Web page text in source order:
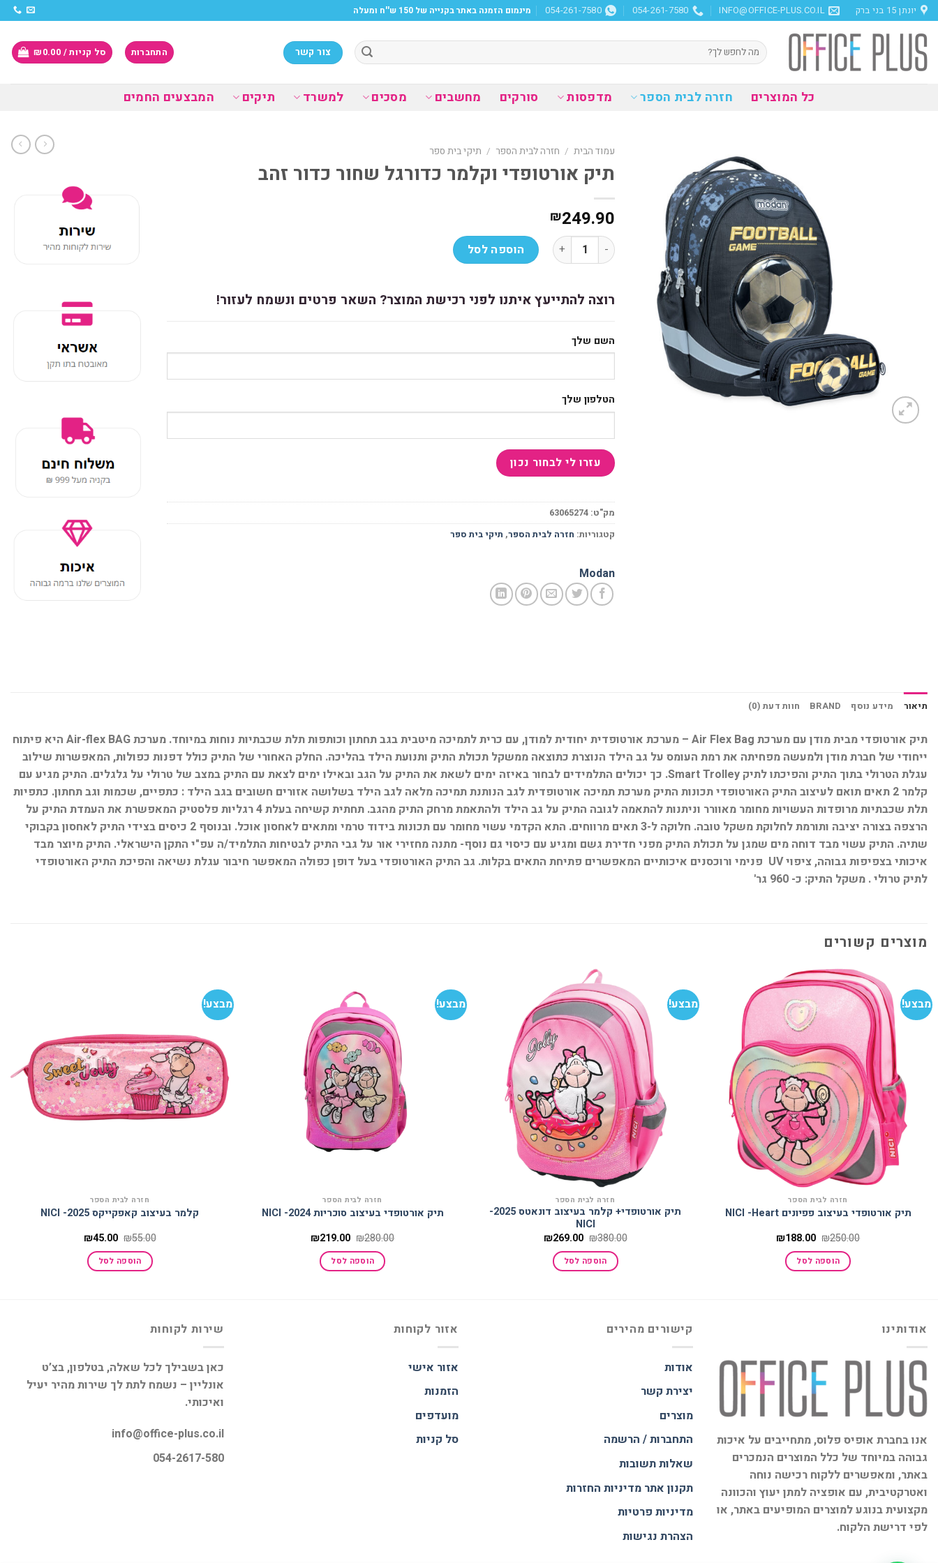
Skip
to
content
יונתן 15 בני ברק INFO@OFFICE-PLUS.CO.IL
054-261-7580
054-261-7580 מינמום הזמנה באתר בקנייה של 150 ש''ח ומעלה
חיפוש
עבור:
צור קשר התחברות סל קניות / ₪0.00
כל המוצרים חזרה לבית הספר מדפסות סורקים מחשבים מסכים למשרד תיקים המבצעים החמים
למועדפים
עמוד הבית / חזרה לבית הספר / תיקי בית ספר
תיק אורטופדי וקלמר כדורגל שחור כדור זהב
₪249.90
כמות של תיק אורטופדי וקלמר כדורגל שחור כדור זהב
הוספה לסל
רוצה להתייעץ איתנו לפני רכישת המוצר? השאר פרטים ונשמח לעזור!
השם שלך
הטלפון שלך
מק"ט: 63065274
קטגוריות: חזרה לבית הספר, תיקי בית ספר
Modan
תיאור מידע נוסף BRAND חוות דעת (0)
תיק אורטופדי מבית מודן עם מערכת Air Flex Bag – מערכת אורטופדית יחודית למודן, עם כרית לתמיכה מיטבית בגב תחתון וכותפות תלת שכבתיות נוחות במיוחד. מערכת Air-flex BAG היא פיתוח
ייחודי של חברת מודן ולמעשה מפחיתה את רמת העומס על גב הילד הנוצרת כתוצאה ממשקל תכולת התיק ותנועת הילד בהליכה. החלק האחורי של התיק כולל דפנות כפולות, המאפשרות שילוב
עגלת הטרולי בתוך התיק והפיכתו לתיק Smart Trolley. כך יכולים התלמידים לבחור באיזה ימים לשאת את התיק על הגב ובאילו ימים לצאת עם התיק במצב של טרולי על גלגלים. התיק מגיע עם
קלמר 2 תאים תואם לעיצוב התיק האורטופדי תכונות התיק מערכת תמיכה אורטופדית לגב הנותנת תמיכה מלאה לגב הילד בשלושה אזורים חשובים בגב הילד : כתפיים, שכמות וגב תחתון. כתפיות
תלת שכבתיות מרופדות העשויות מחומר מאוורר וניתנות להתאמה לגובה התיק על גב הילד ולהתאמת מרחק התיק מהגב. תחתית קשיחה בעלת 4 רגליות פלסטיק המאפשרת את העמדת התיק על
הרצפה בצורה יציבה ותורמת לחלוקת משקל טובה. חלוקה ל-3 תאים מרווחים. התא הקדמי עשוי מחומר עם תכונות בידוד טרמי ומתאים לאחסון אוכל. ובנוסף 2 כיסים בצידי התיק לאחסון בקבוקי
שתיה. התיק עשוי מבד דוחה מים שמגן על תכולת התיק מפני חדירת גשם ומגיע עם כיסוי גם נוסף- מתנה מחזירי אור על גבי התיק לבטיחות התלמיד/ה עפ"י התקן הישראלי. התיק מיוצר מבד
איכותי בצפיפות גבוהה, ציפוי UV פנימי ורוכסנים איכותיים המאפשרים פתיחת התאים בקלות. גב התיק האורטופדי בעל דופן כפולה המאפשר חיבור עגלת נשיאה והפיכת התיק האורטופדי
לתיק טרולי . משקל התיק: כ- 960 גר'
מוצרים קשורים
מבצע!
חזרה לבית הספר
תיק אורטופדי בעיצוב פפיונים NICI -Heart
₪250.00 המחיר
היה:
₪250.00.
₪188.00 המחיר
הוספה לסל
מבצע!
חזרה לבית הספר
תיק אורטופדי+ קלמר בעיצוב דונאטס 2025-
NICI
₪380.00 המחיר
היה:
₪380.00.
₪269.00
הוספה לסל
מבצע!
חזרה לבית הספר
תיק אורטופדי בעיצוב סוכריות 2024- NICI
₪280.00 המחיר
היה:
₪280.00.
₪219.00 המחיר
הוספה לסל
מבצע!
חזרה לבית הספר
קלמר בעיצוב קאפקייקס 2025- NICI
₪55.00 המחיר
היה:
₪55.00.
₪45.00
הוספה לסל
אודותינו
אנו בחברת אופיס פלוס, מתחייבים על איכות
גבוהה במיוחד של כלל המוצרים הנמכרים
באתר, ומאפשרים ללקוח רכישה נוחה
ואטרקטיבית, עם אופציה למתן יעוץ והכוונה
מקצועית בנוגע למוצרים המופיעים באתר, או
לפי דרישת הלקוח.
קישורים מהירים
אודות
יצירת קשר
מוצרים
התחברות / הרשמה
שאלות תשובות
תקנון אתר מדיניות החזרות
מדיניות פרטיות
הצהרת נגישות
אזור לקוחות
אזור אישי
הזמנות
מועדפים
סל קניות
שירות לקוחות
כאן בשבילך לכל שאלה, בטלפון, בצ’ט
אונליין – נשמח לתת לך שירות מהיר יעיל
ואיכותי.
info@office-plus.co.il
054-2617-580